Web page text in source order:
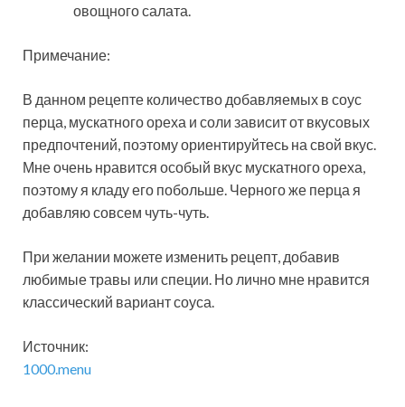
овощного салата.
Примечание:
В данном рецепте количество добавляемых в соус
перца, мускатного ореха и соли зависит от вкусовых
предпочтений, поэтому ориентируйтесь на свой вкус.
Мне очень нравится особый вкус мускатного ореха,
поэтому я кладу его побольше. Черного же перца я
добавляю совсем чуть-чуть.
При желании можете изменить рецепт, добавив
любимые травы или специи. Но лично мне нравится
классический вариант соуса.
Источник:
1000.menu